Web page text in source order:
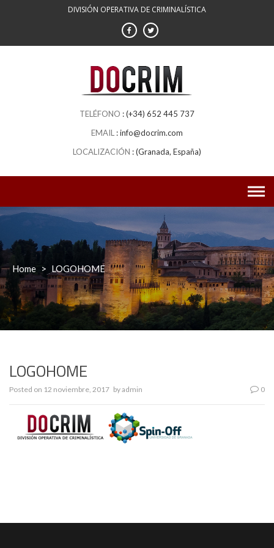
DIVISIÓN OPERATIVA DE CRIMINALÍSTICA
(+34) 652 445 737
info@docrim.com
(Granada, España)
Home > LOGOHOME
LOGOHOME
Posted on 12 noviembre, 2017 byadmin 0